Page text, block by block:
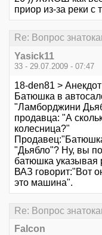
приор из-за реки с
Re: Вопрос
Yasick11
33 - 29.07.2009 - 07:47
18-den81 >
Батюшка в
"Ламборджини
продавца: "А
колесница?"
"Дьябло"? Ну, вы
батюшка
ВАЗ говорит:"Вот
это машина".
Re: Вопрос
Falcon